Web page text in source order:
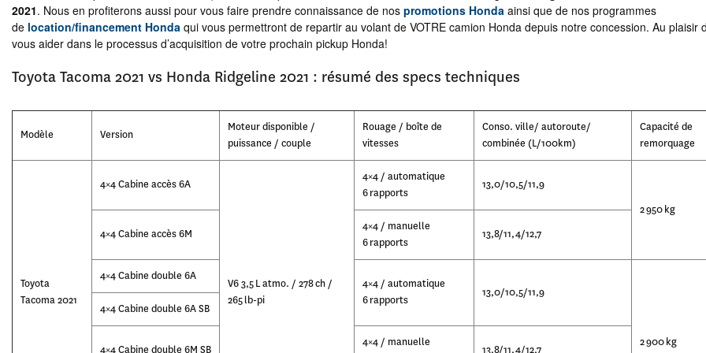
2021. Nous en profiterons aussi pour vous faire prendre connaissance de nos promotions Honda ainsi que de nos programmes
de location/financement Honda qui vous permettront de repartir au volant de VOTRE camion Honda depuis notre concession. Au plaisir
vous aider dans le processus d’acquisition de votre prochain pickup Honda!
Toyota Tacoma 2021 vs Honda Ridgeline 2021 : résumé des specs techniques
Modèle Version
Moteur disponible /
puissance / couple
Rouage / boîte de
vitesses
Conso. ville/ autoroute/
combinée (L/100km)
Capacité de
remorquage
Toyota
Tacoma 2021
4×4 Cabine accès 6A
V6 3,5 L atmo. / 278 ch /
265 lb-pi
4×4 / automatique
6 rapports
13,0/10,5/11,9
2 950 kg
4×4 Cabine accès 6M
4×4 / manuelle
6 rapports
13,8/11,4/12,7
4×4 Cabine double 6A
4×4 / automatique
6 rapports
13,0/10,5/11,9
2 900 kg
4×4 Cabine double 6A SB
4×4 Cabine double 6M SB
4×4 / manuelle
13,8/11,4/12,7